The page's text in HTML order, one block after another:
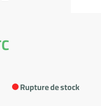
Rupture de stock